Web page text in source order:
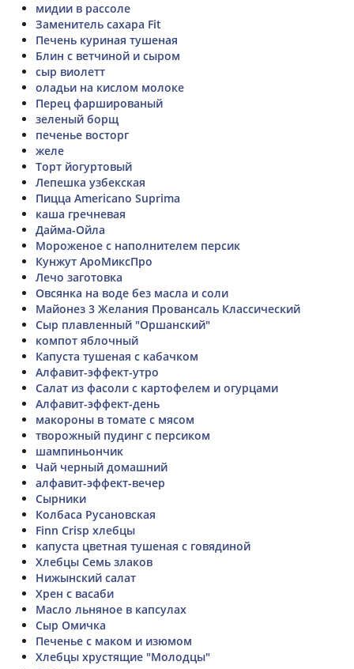
мидии в рассоле
Заменитель сахара Fit
Печень куриная тушеная
Блин с ветчиной и сыром
сыр виолетт
оладьи на кислом молоке
Перец фаршированый
зеленый борщ
печенье восторг
желе
Торт йогуртовый
Лепешка узбекская
Пицца Americano Suprima
каша гречневая
Дайма-Ойла
Мороженое с наполнителем персик
Кунжут АроМиксПро
Лечо заготовка
Овсянка на воде без масла и соли
Майонез 3 Желания Провансаль Классический
Сыр плавленный "Оршанский"
компот яблочный
Капуста тушеная с кабачком
Алфавит-эффект-утро
Салат из фасоли с картофелем и огурцами
Алфавит-эффект-день
макороны в томате с мясом
творожный пудинг с персиком
шампиньончик
Чай черный домашний
алфавит-эффект-вечер
Сырники
Колбаса Русановская
Finn Crisp хлебцы
капуста цветная тушеная с говядиной
Хлебцы Семь злаков
Нижынский салат
Хрен с васаби
Масло льняное в капсулах
Сыр Омичка
Печенье с маком и изюмом
Хлебцы хрустящие "Молодцы"